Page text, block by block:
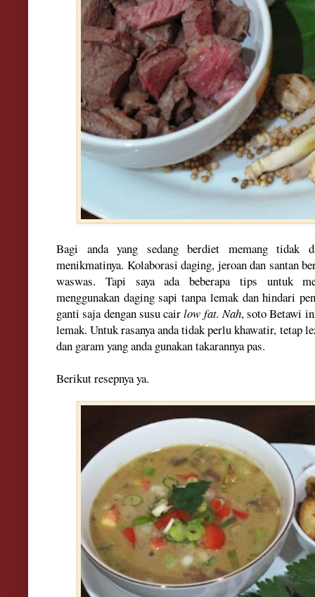
Bagi anda yang sedang berdiet memang tidak
menikmatinya. Kolaborasi daging, jeroan dan santan
waswas. Tapi saya ada beberapa tips untuk
menggunakan daging sapi tanpa lemak dan hindari
ganti saja dengan susu cairlow fat. Nah, soto Betawi
lemak. Untuk rasanya anda tidak perlu khawatir, tetap
dan garam yang anda gunakan takarannya pas.
Berikut resepnya ya.